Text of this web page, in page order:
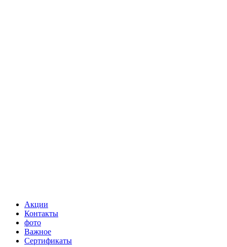
Акции
Контакты
фото
Важное
Сертификаты